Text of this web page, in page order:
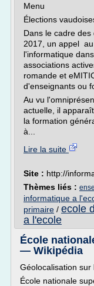
Menu
Élections
Dans le cadre
2017, un appel
l'informatique
associations
romande et
d'enseignants ou
Au vu
actuelle, il
la formation
à...
Lire la suite
Site : http://
Thèmes liés :
informatique a
primaire / ecole
a l'ecole
École
— Wikipédia
Géolocalisation
École nationale